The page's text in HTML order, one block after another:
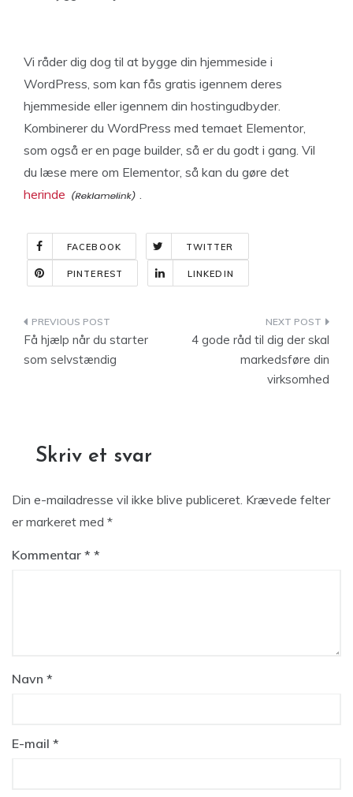
Vi råder dig dog til at bygge din hjemmeside i
WordPress, som kan fås gratis igennem deres
hjemmeside eller igennem din hostingudbyder.
Kombinerer du WordPress med temaet Elementor,
som også er en page builder, så er du godt i gang. Vil
du læse mere om Elementor, så kan du gøre det
herinde
.
FACEBOOK TWITTER
PINTEREST LINKEDIN
Indlægsnavigation
Få hjælp når du starter
som selvstændig
4 gode råd til dig der skal
markedsføre din
virksomhed
Skriv et svar
Din e-mailadresse vil ikke blive publiceret. Krævede felter
er markeret med *
Kommentar *
Navn *
E-mail *